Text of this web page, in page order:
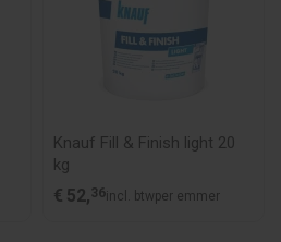
Knauf Fill & Finish light 20
kg
€ 52, 36incl. btwper emmer